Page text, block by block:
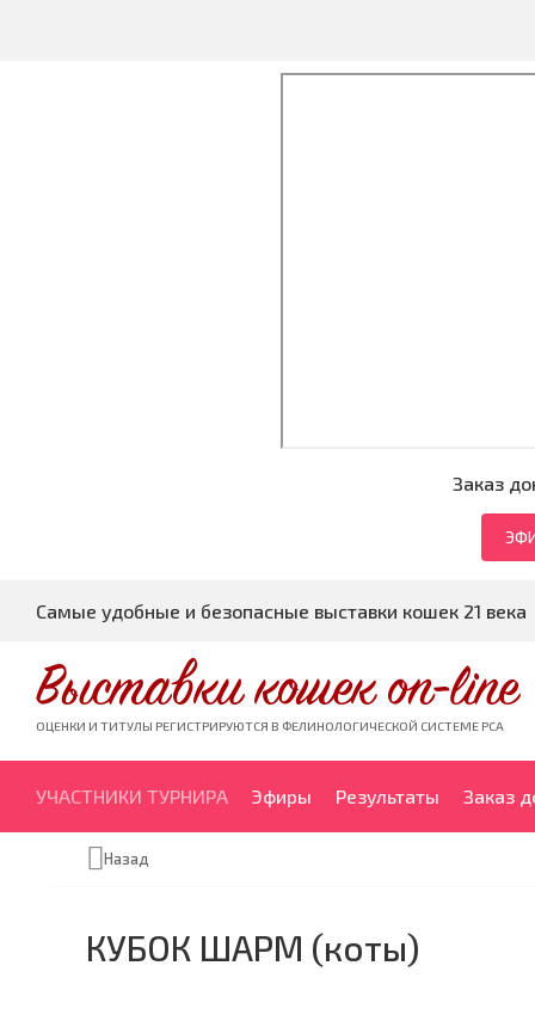
Заказ
Самые удобные и безопасные выставки кошек 21 века
Выставки кошек on-line
ОЦЕНКИ И ТИТУЛЫ РЕГИСТРИРУЮТСЯ В ФЕЛИНОЛОГИЧЕСКОЙ СИСТЕМЕ PCA
УЧАСТНИКИ ТУРНИРА Эфиры Результаты Заказ
Назад
КУБОК ШАРМ (коты)